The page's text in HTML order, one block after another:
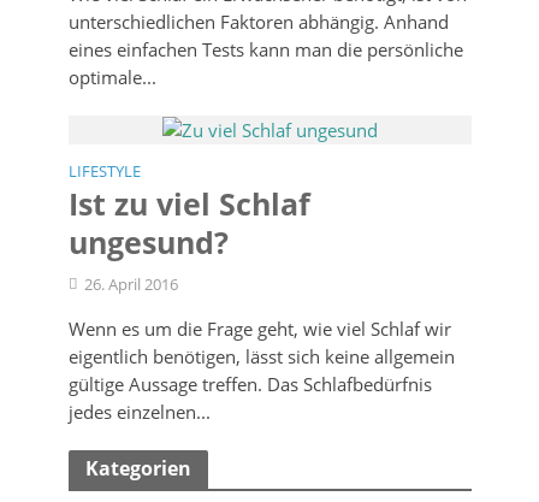
unterschiedlichen Faktoren abhängig. Anhand
eines einfachen Tests kann man die persönliche
optimale...
LIFESTYLE
Ist zu viel Schlaf
ungesund?
26. April 2016
Wenn es um die Frage geht, wie viel Schlaf wir
eigentlich benötigen, lässt sich keine allgemein
gültige Aussage treffen. Das Schlafbedürfnis
jedes einzelnen...
Kategorien